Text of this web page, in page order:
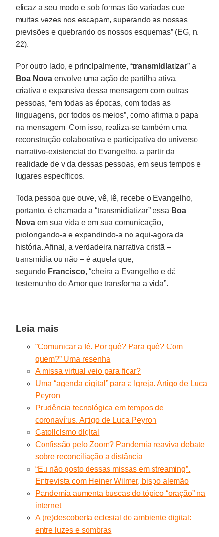
eficaz a seu modo e sob formas tão variadas que
muitas vezes nos escapam, superando as nossas
previsões e quebrando os nossos esquemas” (EG, n.
22).
Por outro lado, e principalmente, “transmidiatizar” a
Boa Nova envolve uma ação de partilha ativa,
criativa e expansiva dessa mensagem com outras
pessoas, “em todas as épocas, com todas as
linguagens, por todos os meios”, como afirma o papa
na mensagem. Com isso, realiza-se também uma
reconstrução colaborativa e participativa do universo
narrativo-existencial do Evangelho, a partir da
realidade de vida dessas pessoas, em seus tempos e
lugares específicos.
Toda pessoa que ouve, vê, lê, recebe o Evangelho,
portanto, é chamada a “transmidiatizar” essa Boa
Nova em sua vida e em sua comunicação,
prolongando-a e expandindo-a no aqui-agora da
história. Afinal, a verdadeira narrativa cristã –
transmídia ou não – é aquela que,
segundo Francisco, “cheira a Evangelho e dá
testemunho do Amor que transforma a vida”.
Leia mais
“Comunicar a fé. Por quê? Para quê? Com
quem?” Uma resenha
A missa virtual veio para ficar?
Uma “agenda digital” para a Igreja. Artigo de Luca
Peyron
Prudência tecnológica em tempos de
coronavírus. Artigo de Luca Peyron
Catolicismo digital
Confissão pelo Zoom? Pandemia reaviva debate
sobre reconciliação a distância
“Eu não gosto dessas missas em streaming”.
Entrevista com Heiner Wilmer, bispo alemão
Pandemia aumenta buscas do tópico “oração” na
internet
A (re)descoberta eclesial do ambiente digital:
entre luzes e sombras